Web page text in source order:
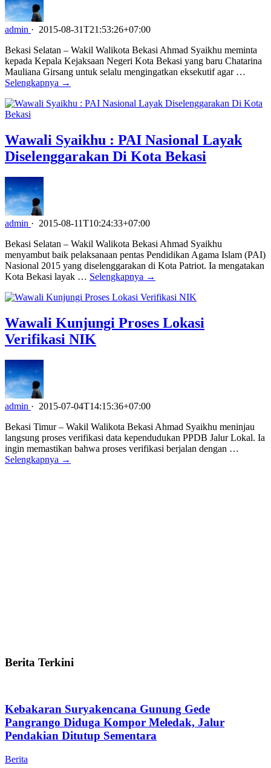
admin · 2015-08-31T21:53:26+07:00
Bekasi Selatan – Wakil Walikota Bekasi Ahmad Syaikhu meminta
kepada Kepala Kejaksaan Negeri Kota Bekasi yang baru Chatarina
Mauliana Girsang untuk selalu mengingatkan eksekutif agar …
Selengkapnya →
Wawali Syaikhu : PAI Nasional Layak
Diselenggarakan Di Kota Bekasi
admin · 2015-08-11T10:24:33+07:00
Bekasi Selatan – Wakil Walikota Bekasi Ahmad Syaikhu
menyambut baik pelaksanaan pentas Pendidikan Agama Islam (PAI)
Nasional 2015 yang diselenggarakan di Kota Patriot. Ia mengatakan
Kota Bekasi layak … Selengkapnya →
Wawali Kunjungi Proses Lokasi
Verifikasi NIK
admin · 2015-07-04T14:15:36+07:00
Bekasi Timur – Wakil Walikota Bekasi Ahmad Syaikhu meninjau
langsung proses verifikasi data kependudukan PPDB Jalur Lokal. Ia
ingin memastikan bahwa proses verifikasi berjalan dengan …
Selengkapnya →
Berita Terkini
Kebakaran Suryakencana Gunung Gede
Pangrango Diduga Kompor Meledak, Jalur
Pendakian Ditutup Sementara
Berita